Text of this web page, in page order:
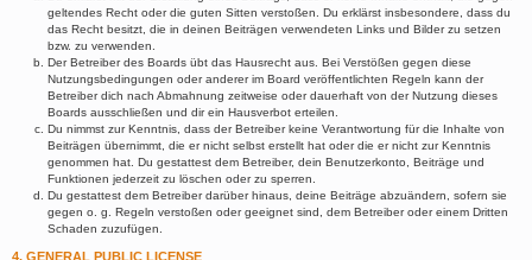
geltendes Recht oder die guten Sitten verstoßen. Du erklärst insbesondere, dass du
das Recht besitzt, die in deinen Beiträgen verwendeten Links und Bilder zu setzen
bzw. zu verwenden.
Der Betreiber des Boards übt das Hausrecht aus. Bei Verstößen gegen diese
Nutzungsbedingungen oder anderer im Board veröffentlichten Regeln kann der
Betreiber dich nach Abmahnung zeitweise oder dauerhaft von der Nutzung dieses
Boards ausschließen und dir ein Hausverbot erteilen.
Du nimmst zur Kenntnis, dass der Betreiber keine Verantwortung für die Inhalte von
Beiträgen übernimmt, die er nicht selbst erstellt hat oder die er nicht zur Kenntnis
genommen hat. Du gestattest dem Betreiber, dein Benutzerkonto, Beiträge und
Funktionen jederzeit zu löschen oder zu sperren.
Du gestattest dem Betreiber darüber hinaus, deine Beiträge abzuändern, sofern sie
gegen o. g. Regeln verstoßen oder geeignet sind, dem Betreiber oder einem Dritten
Schaden zuzufügen.
4. GENERAL PUBLIC LICENSE